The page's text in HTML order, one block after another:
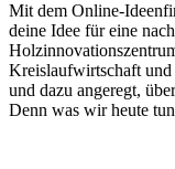
Mit dem Online-
deine Idee für eine
Kreislaufwirtschaft
und dazu angeregt,
Denn was wir heute